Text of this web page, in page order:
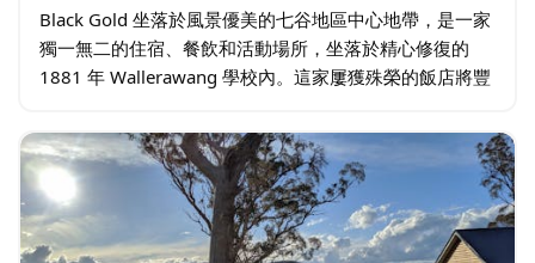
Black Gold 坐落於風景優美的七谷地區中心地帶，是一家
獨一無二的住宿、餐飲和活動場所，坐落於精心修復的
1881 年 Wallerawang 學校內。這家屢獲殊榮的飯店將豐
一體…